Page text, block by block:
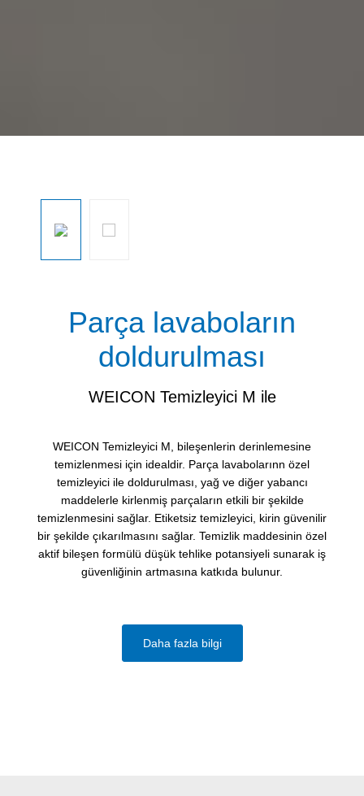
Parça lavaboların
doldurulması
WEICON Temizleyici M ile
WEICON Temizleyici M, bileşenlerin derinlemesine
temizlenmesi için idealdir. Parça lavabolarınn özel
temizleyici ile doldurulması, yağ ve diğer yabancı
maddelerle kirlenmiş parçaların etkili bir şekilde
temizlenmesini sağlar. Etiketsiz temizleyici, kirin güvenilir
bir şekilde çıkarılmasını sağlar. Temizlik maddesinin özel
aktif bileşen formülü düşük tehlike potansiyeli sunarak iş
güvenliğinin artmasına katkıda bulunur.
Daha fazla bilgi